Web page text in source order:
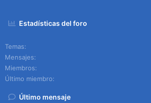
Estadísticas del foro
Temas
Mensajes
Miembros
Último miembro
Último mensaje